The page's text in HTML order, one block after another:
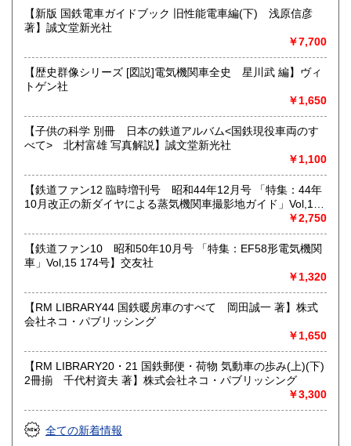
営業時間：(平日)10:00-17:00
定休日：土日祝休/臨時休業有
★出張買取・郵送買取(※要事前相談)致します。
お気軽にご相談ください。
取り扱い分野
近代文献、趣味、サブカルチャー、古書一般（その他）
【新版 国鉄電車ガイドブック 旧性能電車編(下) 浅原信彦
著】誠文堂新光社
￥7,700
【歴史群像シリーズ [図説]電気機関車全史 星川武 編】ヴィ
トゲン社
￥1,650
【子供の科学 別冊 日本の鉄道アルバム<国鉄現役車両のす
べて> 北村富雄 写真解説】誠文堂新光社
￥1,100
【鉄道ファン12 臨時増刊号 昭和44年12月号 「特集：44年
10月改正の新ダイヤによる蒸気機関車撮影地ガイド」Vol,19
￥2,750
【鉄道ファン10 昭和50年10月号 「特集：EF58形電気機関
車」Vol,15 174号】交友社
￥1,320
【RM LIBRARY44 国鉄暖房車のすべて 岡田誠一 著】株式
会社ネコ・パブリッシング
￥1,650
【RM LIBRARY20・21 国鉄郵便・荷物 気動車の歩み(上)(下)
2冊揃 千代村資夫 著】株式会社ネコ・パブリッシング
￥3,300
全ての新着情報